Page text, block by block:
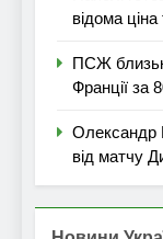
відома
ПСЖ
Франції за
Олександр
від матчу